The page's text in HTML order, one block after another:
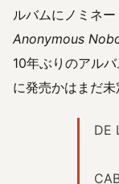
ルバムにノミネ
Anonymous
10年ぶりのアル
に発売かはまだ未
DE